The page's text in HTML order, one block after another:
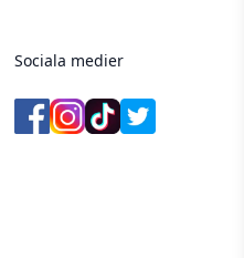
Sociala medier